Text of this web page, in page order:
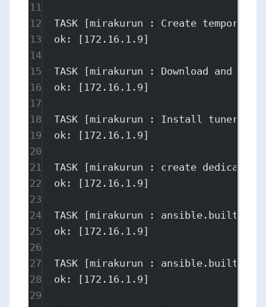
11
12
TASK [mirakurun : Create
13
ok: [172.16.1.9]
14
15
TASK [mirakurun : Download
16
ok: [172.16.1.9]
17
18
TASK [mirakurun : Install tuner
19
ok: [172.16.1.9]
20
21
TASK [mirakurun : create
22
ok: [172.16.1.9]
23
24
TASK [mirakurun :
25
ok: [172.16.1.9]
26
27
TASK [mirakurun :
28
ok: [172.16.1.9]
29